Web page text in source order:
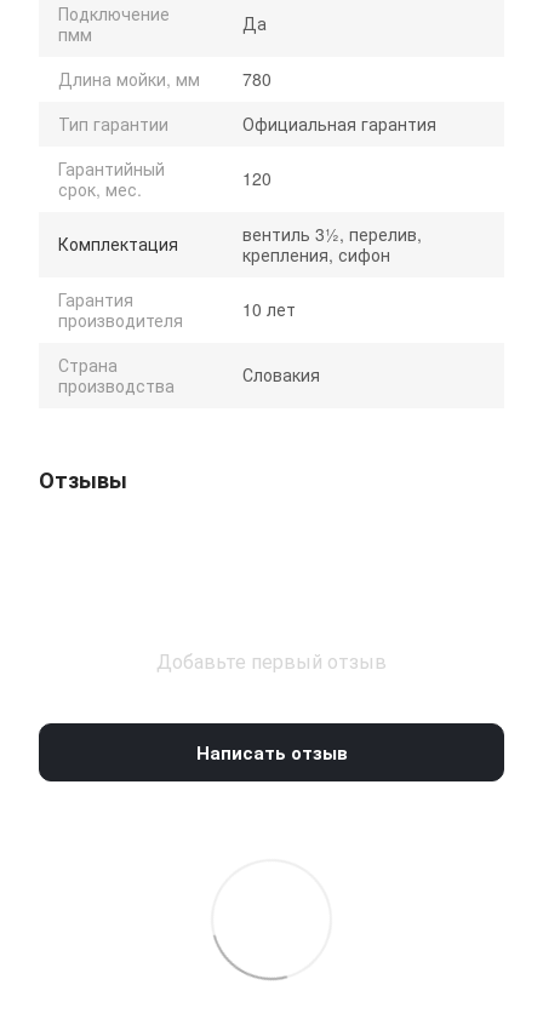
Подключение
пмм
Да
Длина мойки, мм
780
Тип гарантии
Официальная гарантия
Гарантийный
срок, мес.
120
Комплектация
вентиль 3½, перелив,
крепления, сифон
Гарантия
производителя
10 лет
Страна
производства
Словакия
Отзывы
Добавьте первый отзыв
Написать отзыв